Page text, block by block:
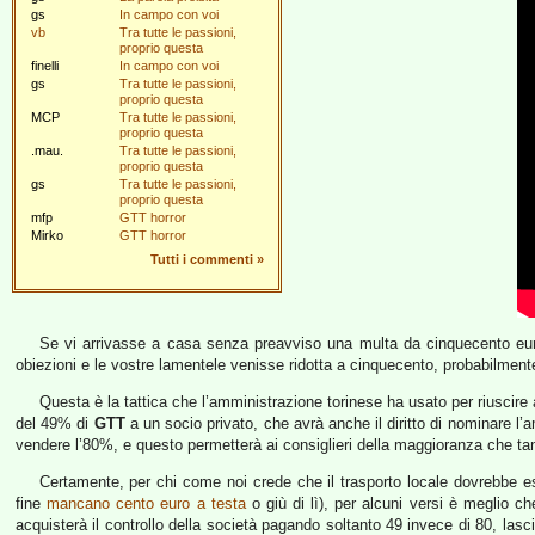
gs
In campo con voi
vb
Tra tutte le passioni,
proprio questa
finelli
In campo con voi
gs
Tra tutte le passioni,
proprio questa
MCP
Tra tutte le passioni,
proprio questa
.mau.
Tra tutte le passioni,
proprio questa
gs
Tra tutte le passioni,
proprio questa
mfp
GTT horror
Mirko
GTT horror
Tutti i commenti »
Se vi arrivasse a casa senza preavviso una multa da cinquecento
obiezioni e le vostre lamentele venisse ridotta a cinquecento,
Questa è la tattica che l’amministrazione torinese ha usato per
del 49% di GTTa un socio privato, che avrà anche il diritto di nominare
vendere l’80%, e questo permetterà ai consiglieri della maggioranza che
Certamente, per chi come noi crede che il trasporto locale dovrebbe
finemancano cento euro a testao giù di lì), per alcuni versi è meglio
acquisterà il controllo della società pagando soltanto 49 invece di 80,